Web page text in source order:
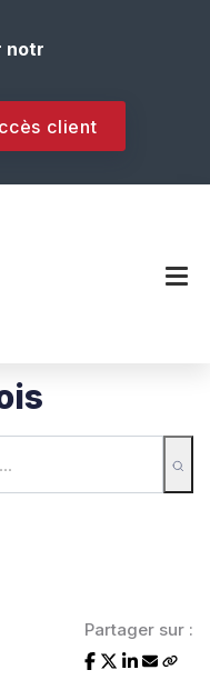
site internet !
client
Partager sur :